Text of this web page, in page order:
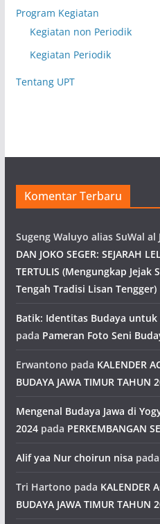
Program Kegiatan
Kegiatan non Periodik
Kegiatan Periodik
Tentang UPT
Komentar Terbaru
Sugeng Waluyo alias SuWal al
DAN JOKO SEGER: SEJARAH
TERTULIS (Mengungkap
Tengah Tradisi Lisan Tengger)
Batik: Identitas Budaya untuk
pada Pameran Foto Seni
Erwantono pada KALENDER
BUDAYA JAWA TIMUR TAHUN
Mengenal Budaya Jawa di
2024pada PERKEMBANGAN
Alif yaa Nur choirun nisa pada
Tri Hartono pada KALENDER
BUDAYA JAWA TIMUR TAHUN